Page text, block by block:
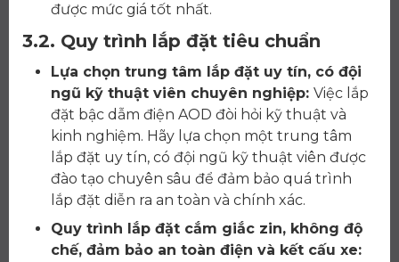
được mức giá tốt nhất.
3.2. Quy trình lắp đặt tiêu chuẩn
Lựa chọn trung tâm lắp đặt uy tín, có đội
ngũ kỹ thuật viên chuyên nghiệp: Việc lắp
đặt bậc dẫm điện AOD đòi hỏi kỹ thuật và
kinh nghiệm. Hãy lựa chọn một trung tâm
lắp đặt uy tín, có đội ngũ kỹ thuật viên được
đào tạo chuyên sâu để đảm bảo quá trình
lắp đặt diễn ra an toàn và chính xác.
Quy trình lắp đặt cắm giắc zin, không độ
chế, đảm bảo an toàn điện và kết cấu xe: